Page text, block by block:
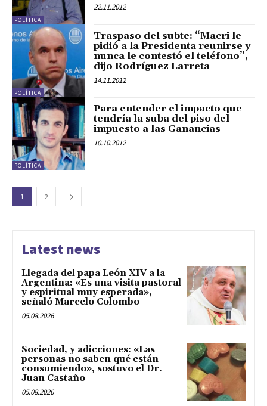
POLÍTICA
22.11.2012
POLÍTICA
Traspaso del subte: “Macri le
pidió a la Presidenta reunirse y
nunca le contestó el teléfono”,
dijo Rodríguez Larreta
14.11.2012
POLÍTICA
Para entender el impacto que
tendría la suba del piso del
impuesto a las Ganancias
10.10.2012
1 2
Latest news
Llegada del papa León XIV a la
Argentina: «Es una visita pastoral
y espiritual muy esperada»,
señaló Marcelo Colombo
05.08.2026
Sociedad, y adicciones: «Las
personas no saben qué están
consumiendo», sostuvo el Dr.
Juan Castaño
05.08.2026